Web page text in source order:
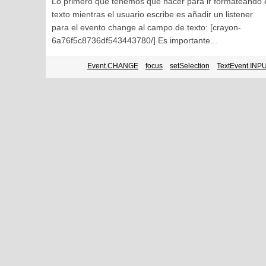
texto mientras el usuario escribe es añadir un listener
para el evento change al campo de texto: [crayon-
6a76f5c8736df543443780/] Es importante...
Event.CHANGE focus setSelection